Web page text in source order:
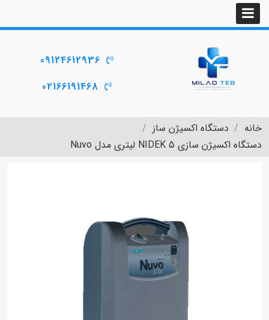
09124612936
02166191468
خانه
دستگاه اکسیژن ساز
دستگاه اکسیژن سازی NIDEK 5 لیتری مدل Nuvo